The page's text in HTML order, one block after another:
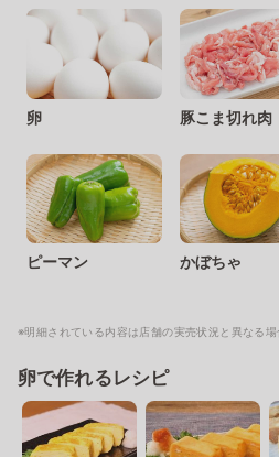
卵 豚こま切れ肉
ピーマン かぼちゃ
※明細されている内容は店舗の実売状況と異なる場
卵で作れるレシピ